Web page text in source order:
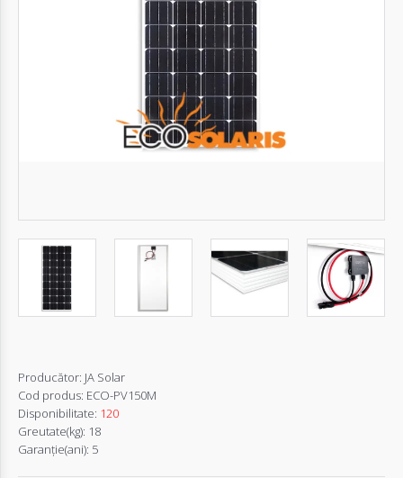
Cerere
Oferta
Producător: JA Solar
Cod produs: ECO-PV150M
Disponibilitate: 120
Greutate(kg): 18
Garanţie(ani): 5